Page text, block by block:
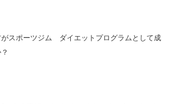
がスポーツジム ダイエットプログラムとして成